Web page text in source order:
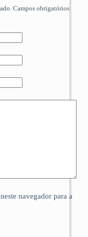
Campos obrigatórios
navegador para a